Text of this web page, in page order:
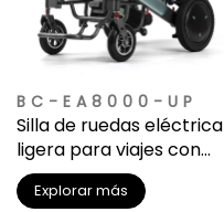
BC-EA8000-UP
Silla de ruedas eléctrica
ligera para viajes con
batería de litio
desmontable
Explorar más